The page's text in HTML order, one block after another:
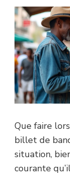
Que faire
billet de
situation,
courante